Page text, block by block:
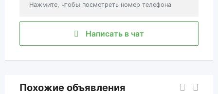
Нажмите, чтобы посмотреть номер телефона
Написать в чат
Похожие объявления